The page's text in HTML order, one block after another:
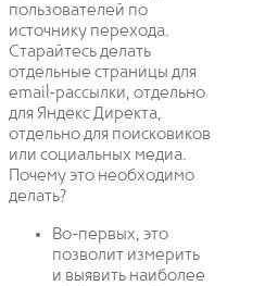
пользователей по
источнику перехода.
Старайтесь делать
отдельные страницы для
email-рассылки, отдельно
для Яндекс Директа,
отдельно для поисковиков
или социальных медиа.
Почему это необходимо
делать?
Во-первых, это
позволит измерить
и выявить наиболее